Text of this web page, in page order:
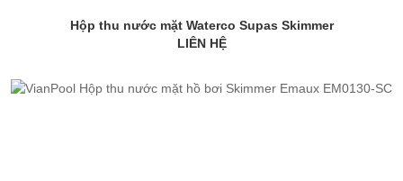
Hộp thu nước mặt Waterco Supas Skimmer
LIÊN HỆ